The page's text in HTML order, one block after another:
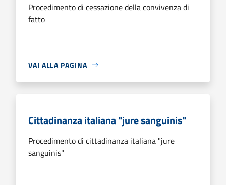
Procedimento di cessazione della convivenza di
fatto
VAI ALLA PAGINA
Cittadinanza italiana "jure sanguinis"
Procedimento di cittadinanza italiana "jure
sanguinis"